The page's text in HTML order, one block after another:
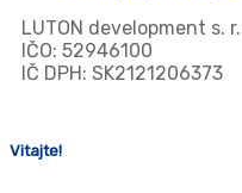
LUTON development s.
IČO: 52946100
IČ DPH: SK2121206373
Vitajte!